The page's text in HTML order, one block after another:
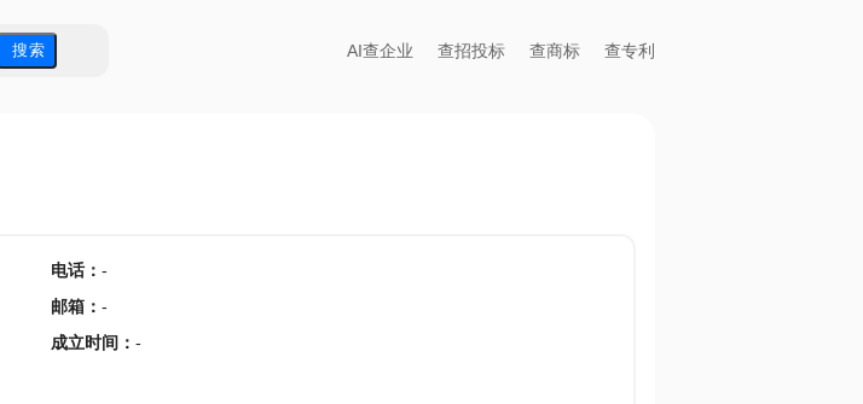
搜 索 AI查企业 查招投标 查商标 查专利
电话： -
邮箱 ： -
成立时间 ： -